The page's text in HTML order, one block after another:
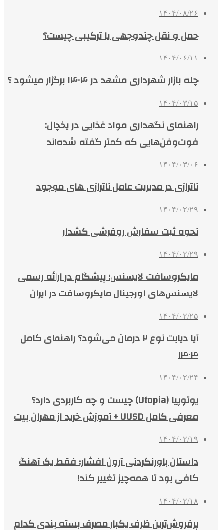
۱۴۰۴/۰۸/۲۶
حمل و نقل چندوجهی یا ترکیبی چیست؟
۱۴۰۴/۰۶/۱۱
چله بازار شهرداری مشهد در ۱۴۰۴ برگزار میشود ؟
۱۴۰۴/۰۳/۱۵
راهنمای نگهداری مواد غذایی در یخچال:
فوت‌وفن‌هایی که کمتر گفته شده‌اند
۱۴۰۴/۰۳/۰۶
ناترازی در مدیریت عامل ناترازی های موجود
۱۴۰۴/۰۲/۲۹
نحوه ثبت سفارش روفرشی کشدار
۱۴۰۴/۰۲/۲۹
مایکروسافت لایسنس؛ پیشگام در ارائه رسمی
لایسنس‌های اورجینال مایکروسافت در ایران
۱۴۰۴/۰۲/۲۵
آیا دیابت نوع ۲ درمان می‌شود؟ راهنمای کامل
۱۴۰۴
۱۴۰۴/۰۲/۲۴
یوتوپیا (Utopia) چیست و چه کاربردی دارد؟
معرفی کامل UUSD + آموزش خرید از مهران بیت
۱۴۰۴/۰۲/۱۹
داستان باورنکردنی آرون افشار؛ فقط یک آهنگ
کافی بود تا همه‌چیز تغییر کند!
۱۴۰۴/۰۲/۱۸
پرفروش‌ترین ظرف یکبار مصرف بسته بندی کدام